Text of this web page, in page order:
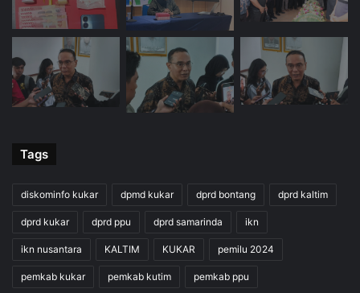
Tags
diskominfo kukar dpmd kukar dprd bontang dprd kaltim
dprd kukar dprd ppu dprd samarinda ikn
ikn nusantara KALTIM KUKAR pemilu 2024
pemkab kukar pemkab kutim pemkab ppu